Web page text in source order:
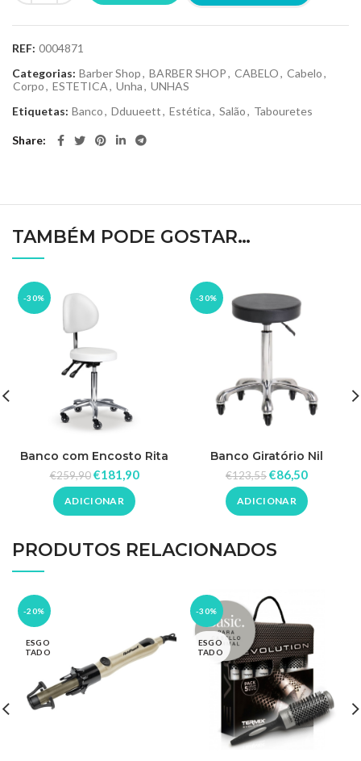
REF: 0004871
Categorias: Barber Shop, BARBER SHOP, CABELO, Cabelo,
Corpo, ESTETICA, Unha, UNHAS
Etiquetas: Banco, Dduueett, Estética, Salão, Tabouretes
Share
TAMBÉM PODE GOSTAR…
-30%
Banco com Encosto Rita
€259,90 €181,90
ADICIONAR
-30%
Banco Giratório Nil
€123,55€86,50
ADICIONAR
PRODUTOS RELACIONADOS
-20%
ESGO
TADO
-30%
ESGO
TADO